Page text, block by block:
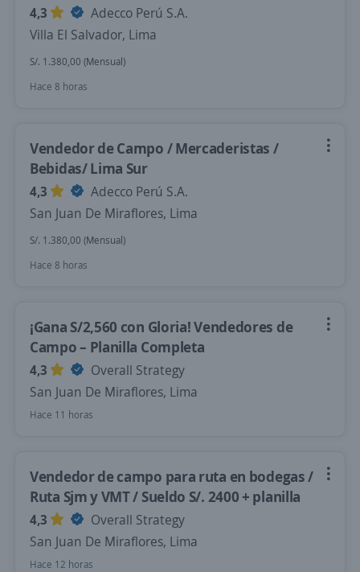
4,3
Adecco Perú S.A.
Villa El Salvador, Lima
S/. 1.380,00 (Mensual)
Hace 8 horas
Vendedor de Campo / Mercaderistas /
Bebidas/ Lima Sur
4,3
Adecco Perú S.A.
San Juan De Miraflores, Lima
S/. 1.380,00 (Mensual)
Hace 8 horas
¡Gana S/2,560 con Gloria! Vendedores de
Campo – Planilla Completa
4,3
Overall Strategy
San Juan De Miraflores, Lima
Hace 11 horas
Vendedor de campo para ruta en bodegas /
Ruta Sjm y VMT / Sueldo S/. 2400 + planilla
4,3
Overall Strategy
San Juan De Miraflores, Lima
Hace 12 horas